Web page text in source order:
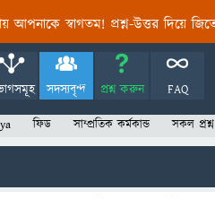
আপনাকে স্বাগতম! প্রশ্ন-উত্তর দিয়ে
সদস্যবৃন্দ প্রশ্ন করুন FAQ
ফিড সাম্প্রতিক কর্মকান্ড সকল প্রশ্ন